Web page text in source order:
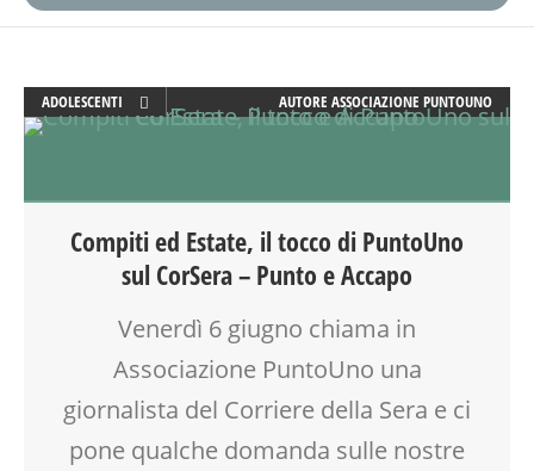
ADOLESCENTI
ADULTI
DOPO SCUOLA
GENITORI
GRUPPO ESTIVO
LABORATORIO
AUTORE ASSOCIAZIONE PUNTOUNO
Compiti ed Estate, il tocco di PuntoUno
sul CorSera – Punto e Accapo
Venerdì 6 giugno chiama in
Associazione PuntoUno una
giornalista del Corriere della Sera e ci
pone qualche domanda sulle nostre